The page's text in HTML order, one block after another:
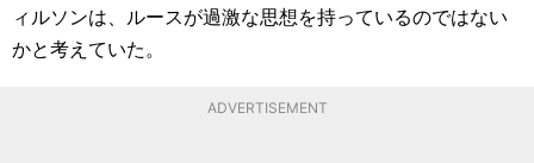
ィルソンは、ルースが過激な思想を持っているのではない
かと考えていた。
ADVERTISEMENT